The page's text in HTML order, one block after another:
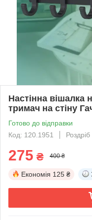
Настінна вішалка
тримач на стіну
Готово до відправки
Код: 120.1951
Роздріб
275 ₴ 400 ₴
Економія 125 ₴